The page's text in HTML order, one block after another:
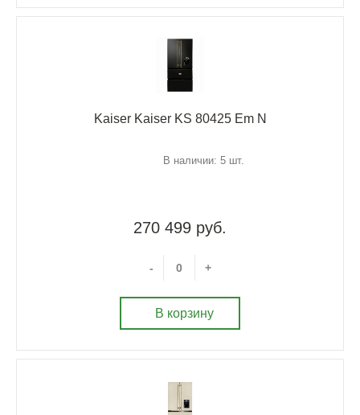
Kaiser Kaiser KS 80425 Em N
В наличии: 5 шт.
270 499 руб.
- +
В корзину